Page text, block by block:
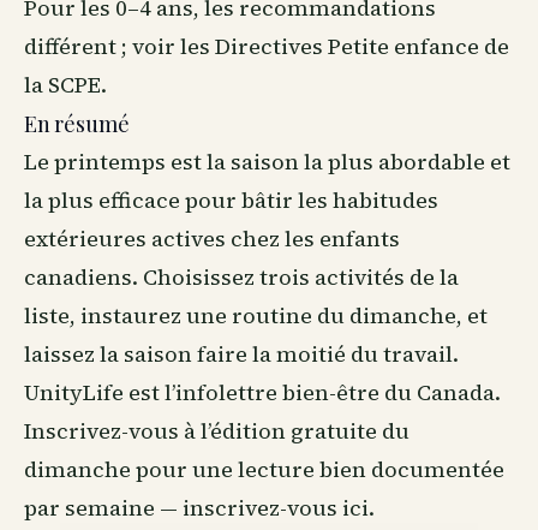
Pour les 0–4 ans, les recommandations
différent ; voir les Directives Petite enfance de
la SCPE.
En résumé
Le printemps est la saison la plus abordable et
la plus efficace pour bâtir les habitudes
extérieures actives chez les enfants
canadiens. Choisissez trois activités de la
liste, instaurez une routine du dimanche, et
laissez la saison faire la moitié du travail.
UnityLife est l’infolettre bien-être du Canada.
Inscrivez-vous à l’édition gratuite du
dimanche pour une lecture bien documentée
par semaine — inscrivez-vous ici.